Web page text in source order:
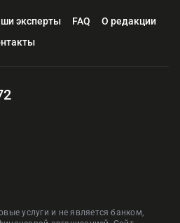
эксперты FAQ
О редакции
услуги и не является банком,